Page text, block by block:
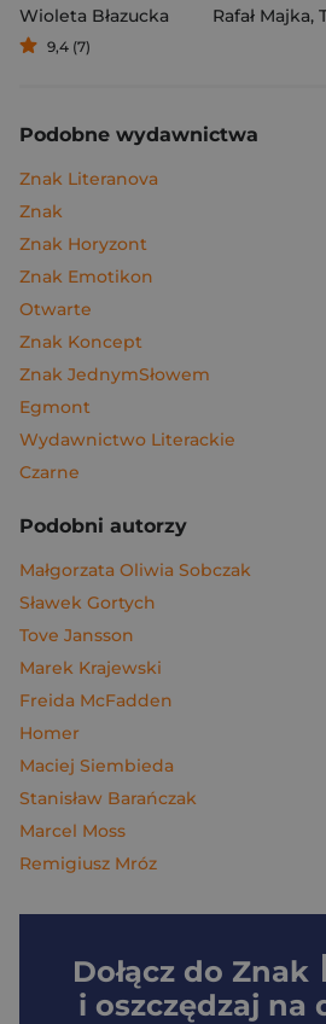
Wioleta Błazucka
9,4 (7)
Rafał Majka,
Podobne wydawnictwa
Znak Literanova
Znak
Znak Horyzont
Znak Emotikon
Otwarte
Znak Koncept
Znak JednymSłowem
Egmont
Wydawnictwo Literackie
Czarne
Podobni autorzy
Małgorzata Oliwia Sobczak
Sławek Gortych
Tove Jansson
Marek Krajewski
Freida McFadden
Homer
Maciej Siembieda
Stanisław Barańczak
Marcel Moss
Remigiusz Mróz
Dołącz do Znak
i oszczędzaj na